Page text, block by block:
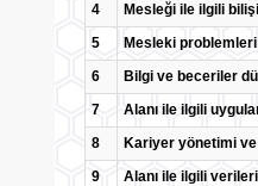
4
Mesleği ile ilgili
5
Mesleki
6
Bilgi ve beceriler
7
Alanı ile ilgili
8
Kariyer yönetimi ve
9
Alanı ile ilgili